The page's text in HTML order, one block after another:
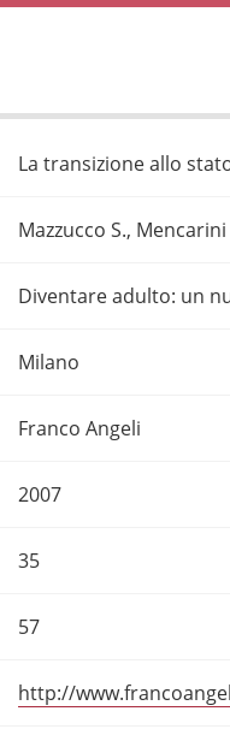
La transizione allo
Mazzucco S.,
Diventare adulto: un
Milano
Franco Angeli
2007
35
57
http://